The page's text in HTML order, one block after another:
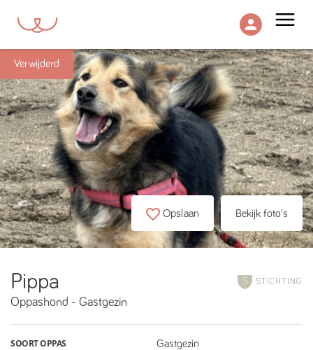
Verwijderd
Opslaan Bekijk foto's
Pippa STICHTING
Oppashond - Gastgezin
SOORT OPPAS Gastgezin